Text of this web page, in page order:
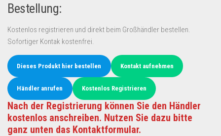
Bestellung:
Kostenlos registrieren und direkt beim Großhändler bestellen.
Sofortiger Kontak kostenfrei.
Dieses Produkt hier bestellen Kontakt aufnehmen
Händler anrufen Kostenlos Registrieren
Nach der Registrierung können Sie den Händler
kostenlos anschreiben. Nutzen Sie dazu bitte
ganz unten das Kontaktformular.